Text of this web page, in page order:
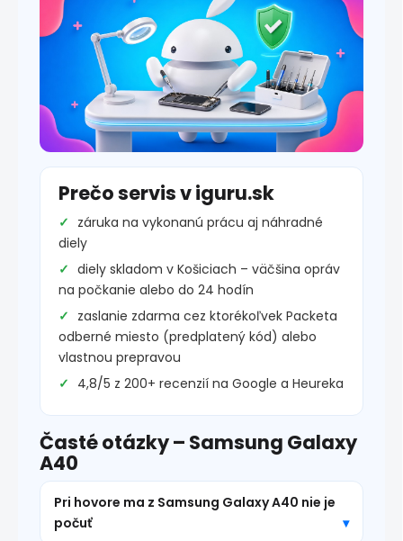
Prečo servis v iguru.sk
záruka na vykonanú prácu aj náhradné
diely
diely skladom v Košiciach – väčšina opráv
na počkanie alebo do 24 hodín
zaslanie zdarma cez ktorékoľvek Packeta
odberné miesto (predplatený kód) alebo
vlastnou prepravou
4,8/5 z 200+ recenzií na Google a Heureka
Časté otázky – Samsung Galaxy
A40
Pri hovore ma z Samsung Galaxy A40 nie je
počuť